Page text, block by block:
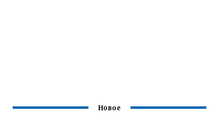
Новое